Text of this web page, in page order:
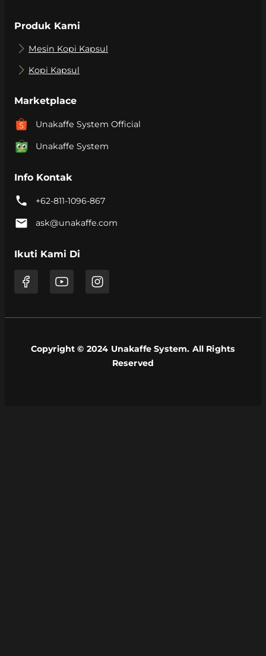
Produk Kami
Mesin Kopi Kapsul
Kopi Kapsul
Marketplace
Unakaffe System Official
Unakaffe System
Info Kontak
+62-811-1096-867
ask@unakaffe.com
Ikuti Kami Di
Copyright © 2024 Unakaffe System. All Rights
Reserved